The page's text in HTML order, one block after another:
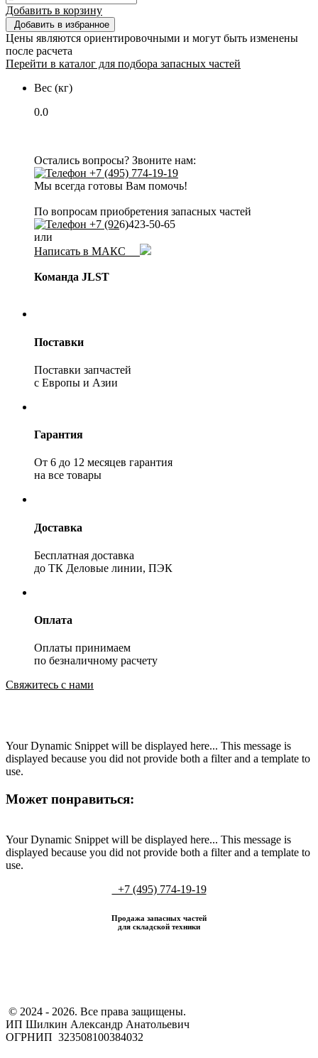
Добавить в корзину
Добавить в избранное
Цены являются ориентировочными и могут быть изменены
после расчета
Перейти в каталог для подбора запасных частей
Вес (кг)
0.0
Остались вопросы? Звоните нам:
+7 (495) 774-19-19
Мы всегда готовы Вам помочь!
По вопросам приобретения запасных частей
+7 (926)423-50-65
или
Написать в МАКС
Команда JLST
Поставки
Поставки запчастей
с Европы и Азии
Гарантия
От 6 до 12 месяцев гарантия
на все товары
Доставка
Бесплатная доставка
до ТК Деловые линии, ПЭК
Оплата
Оплаты принимаем
по безналичному расчету
Свяжитесь с нами
Your Dynamic Snippet will be displayed here... This message is
displayed because you did not provide both a filter and a template to
use.
Может понравиться:
Your Dynamic Snippet will be displayed here... This message is
displayed because you did not provide both a filter and a template to
use.
+7 (495) 774-19-19
Продажа запасных частей
для складской техники
​ © 2024 - 2026. Все права защищены.
ИП Шилкин Александр Анатольевич
ОГРНИП 323508100384032